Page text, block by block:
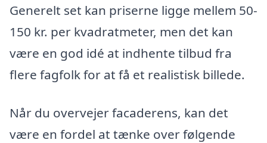
Generelt set kan priserne ligge mellem 50-
150 kr. per kvadratmeter, men det kan
være en god idé at indhente tilbud fra
flere fagfolk for at få et realistisk billede.
Når du overvejer facaderens, kan det
være en fordel at tænke over følgende